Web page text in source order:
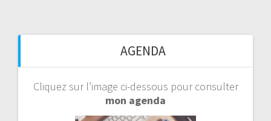
AGENDA
Cliquez sur l’image ci-dessous pour consulter
mon agenda